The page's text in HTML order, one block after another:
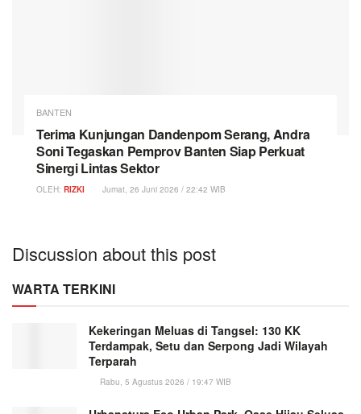
BANTEN
Terima Kunjungan Dandenpom Serang, Andra
Soni Tegaskan Pemprov Banten Siap Perkuat
Sinergi Lintas Sektor
OLEH: RIZKI Jumat, 26 Juni 2026 / 22:42 WIB
Discussion about this post
WARTA TERKINI
Kekeringan Meluas di Tangsel: 130 KK
Terdampak, Setu dan Serpong Jadi Wilayah
Terparah
Rabu, 5 Agustus 2026 / 19:47 WIB